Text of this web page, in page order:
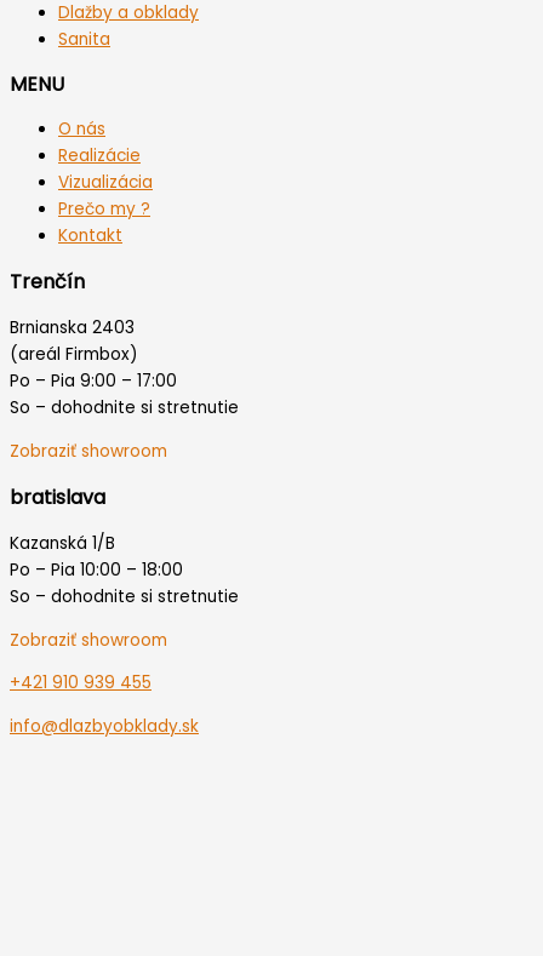
Dlažby a obklady
Sanita
MENU
O nás
Realizácie
Vizualizácia
Prečo my ?
Kontakt
Trenčín
Brnianska 2403
(areál Firmbox)
Po – Pia 9:00 – 17:00
So – dohodnite si stretnutie
Zobraziť showroom
bratislava
Kazanská 1/B
Po – Pia 10:00 – 18:00
So – dohodnite si stretnutie
Zobraziť showroom
+421 910 939 455
info@dlazbyobklady.sk